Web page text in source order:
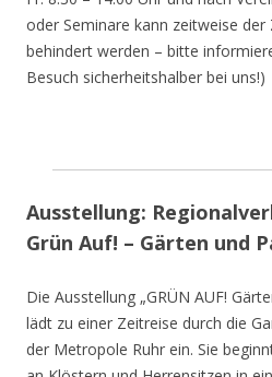
oder Seminare kann zeitweise der
behindert werden – bitte
Besuch sicherheitshalber bei uns!)
Ausstellung:
Grün Auf! – Gärten und
Die Ausstellung „GRÜN AUF!
lädt zu einer Zeitreise durch die
der Metropole Ruhr ein. Sie